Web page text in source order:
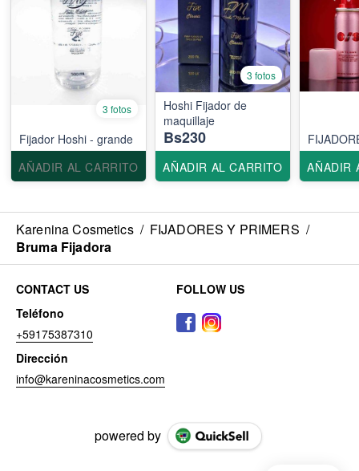
3 fotos
Fijador Hoshi - grande
AÑADIR AL CARRITO
3 fotos
Hoshi Fijador de
maquillaje
Bs230
AÑADIR AL CARRITO
AÑADIR
Karenina Cosmetics / FIJADORES Y PRIMERS /
Bruma Fijadora
CONTACT US
Teléfono
+59175387310
Dirección
info@kareninacosmetics.com
FOLLOW US
powered by